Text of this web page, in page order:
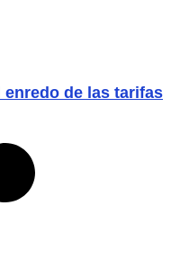
enredo de las tarifas